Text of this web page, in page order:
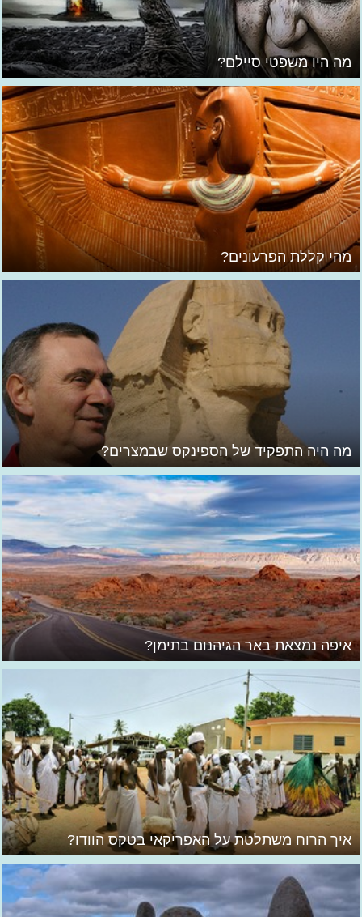
מה היו משפטי סיילם?
מהי קללת הפרעונים?
מה היה התפקיד של הספינקס שבמצרים?
איפה נמצאת באר הגיהנום בתימן?
איך הרוח משתלטת על האפריקאי בטקס הוודו?